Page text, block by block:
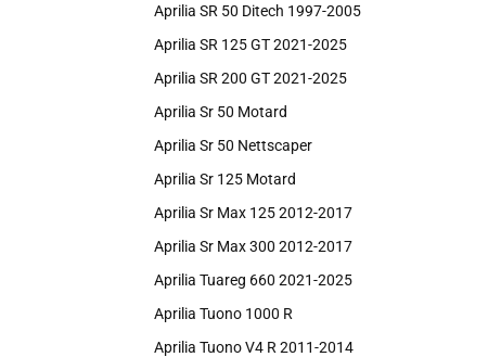
Aprilia SR 50 Ditech 1997-2005
Aprilia SR 125 GT 2021-2025
Aprilia SR 200 GT 2021-2025
Aprilia Sr 50 Motard
Aprilia Sr 50 Nettscaper
Aprilia Sr 125 Motard
Aprilia Sr Max 125 2012-2017
Aprilia Sr Max 300 2012-2017
Aprilia Tuareg 660 2021-2025
Aprilia Tuono 1000 R
Aprilia Tuono V4 R 2011-2014